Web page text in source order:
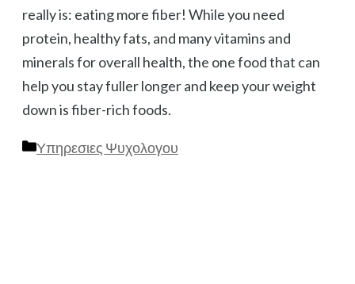
really is: eating more fiber! While you need
protein, healthy fats, and many vitamins and
minerals for overall health, the one food that can
help you stay fuller longer and keep your weight
down is fiber-rich foods.
Κατηγορίες
Υπηρεσιες Ψυχολογου